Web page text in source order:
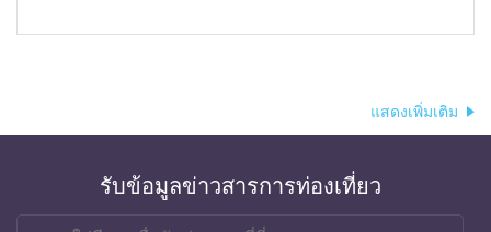
แสดงเพิ่มเติม
รับข้อมูลข่าวสารการท่องเที่ยว